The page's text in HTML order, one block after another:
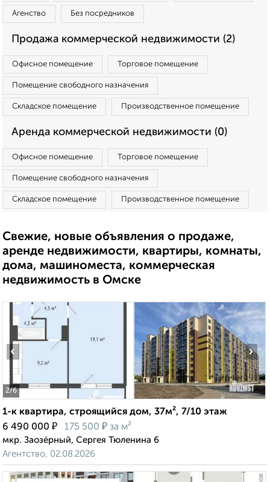
Агенство Без посредников
Продажа коммерческой недвижимости (2)
Офисное помещение Торговое помещение
Помещение свободного назначения
Складское помещение Производственное помещение
Аренда коммерческой недвижимости (0)
Офисное помещение Торговое помещение
Помещение свободного назначения
Складское помещение Производственное помещение
Свежие, новые объявления о продаже,
аренде недвижимости, квартиры, комнаты,
дома, машиноместа, коммерческая
недвижимость в Омске
2/6
‹ ›
1-к квартира, строящийся дом, 37м², 7/10 этаж
6 490 000 ₽ 175 500 ₽ за м²
мкр. Заозёрный, Сергея Тюленина 6
Агентство, 02.08.2026